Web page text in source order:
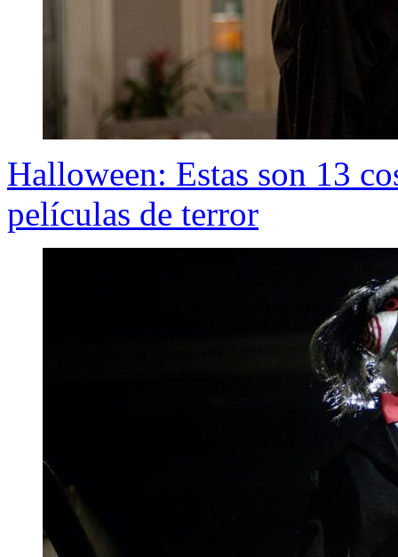
Halloween: Estas son 13
películas de terror